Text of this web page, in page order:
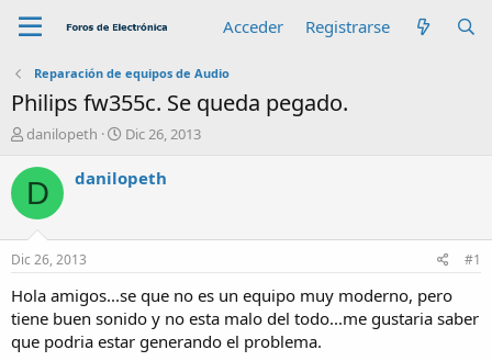
Acceder Registrarse
Reparación de equipos de Audio
Philips fw355c. Se queda pegado.
A
t
o
r
danilopeth
F
c
h
n
i
c
i
Dic 26, 2013
D danilopeth
Dic 26, 2013 #1
Hola amigos...se que no es un equipo muy moderno, pero
tiene buen sonido y no esta malo del todo...me gustaria saber
que podria estar generando el problema.